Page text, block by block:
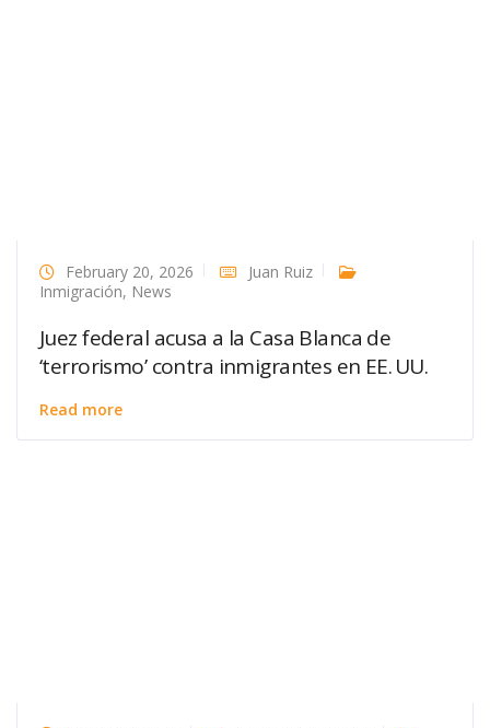
February 20, 2026
Juan Ruiz
Inmigración, News
Juez federal acusa a la Casa Blanca de
‘terrorismo’ contra inmigrantes en EE. UU.
Read more